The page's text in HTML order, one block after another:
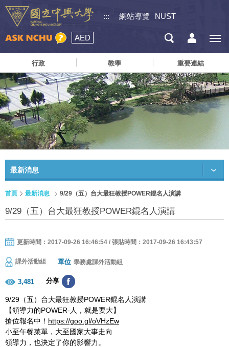
::: 網站導覽 NUST
AED
行政 教學 重要連結
最新消息
首頁 最新消息 9/29（五）台大最狂教授POWER錕名人演講
9/29（五）台大最狂教授POWER錕名人演講
更新時間：2017-09-26 16:46:54 / 張貼時間：2017-09-26 16:43:57
課外活動組 單位 學務處課外活動組
3,481 分享
9/29（五）台大最狂教授POWER錕名人演講
【領導力的POWER-人，就是要大】
搶位報名中！ https://goo.gl/oVHzEw
小至午餐菜單，大至國家大事走向
領導力，也決定了你的影響力。